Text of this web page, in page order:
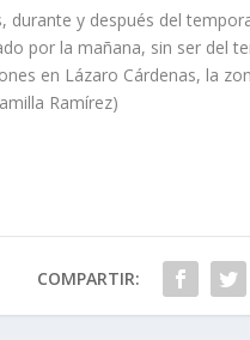
y después del
por la mañana, sin ser del
en Lázaro Cárdenas, la
Ramírez)
COMPARTIR: